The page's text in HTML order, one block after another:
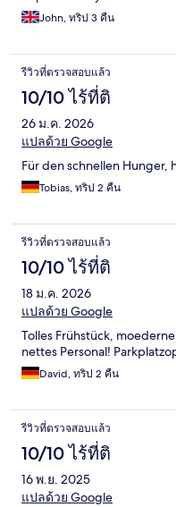
John, ทริป 3 คืน
รีวิวที่ตรวจสอบแล้ว
10/10 ไร้ที่ติ
26 ม.ค. 2026
แปลด้วย Google
Für den schnellen Hunger,
Tobias, ทริป 2 คืน
รีวิวที่ตรวจสอบแล้ว
10/10 ไร้ที่ติ
18 ม.ค. 2026
แปลด้วย Google
Tolles Frühstück,
nettes Personal!
David, ทริป 2 คืน
รีวิวที่ตรวจสอบแล้ว
10/10 ไร้ที่ติ
16 พ.ย. 2025
แปลด้วย Google